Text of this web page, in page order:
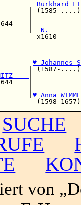
|
....)x1644
♥
|
♥ Anna
SUCHE
von